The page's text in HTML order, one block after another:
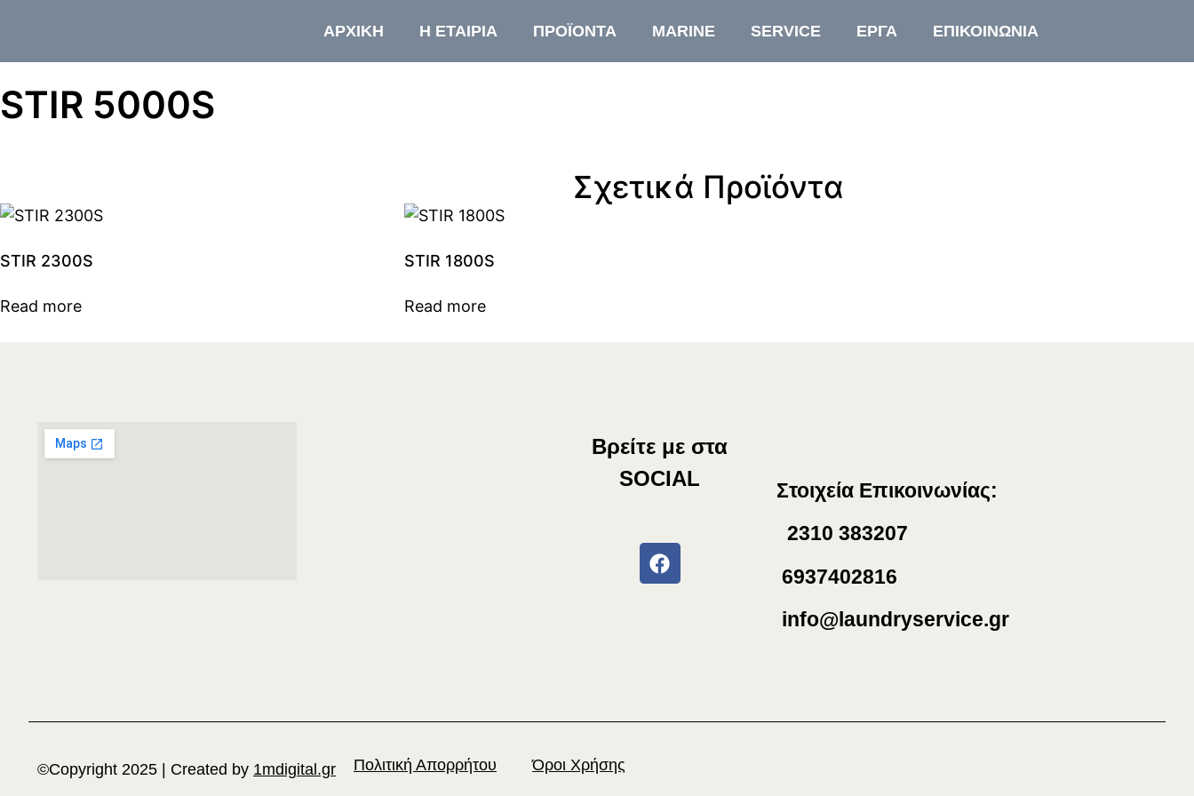
ΑΡΧΙΚΗ Η ΕΤΑΙΡΙΑ ΠΡΟΪΟΝΤΑ MARINE SERVICE ΕΡΓΑ ΕΠΙΚΟΙΝΩΝΙΑ
STIR 5000S
Σχετικά Προϊόντα
STIR 2300S
Read more
STIR 1800S
Read more
Βρείτε με στα
SOCIAL
Στοιχεία Επικοινωνίας:
2310 383207
6937402816
info@laundryservice.gr
©Copyright 2025 | Created by 1mdigital.gr Πολιτική Απορρήτου Όροι Χρήσης